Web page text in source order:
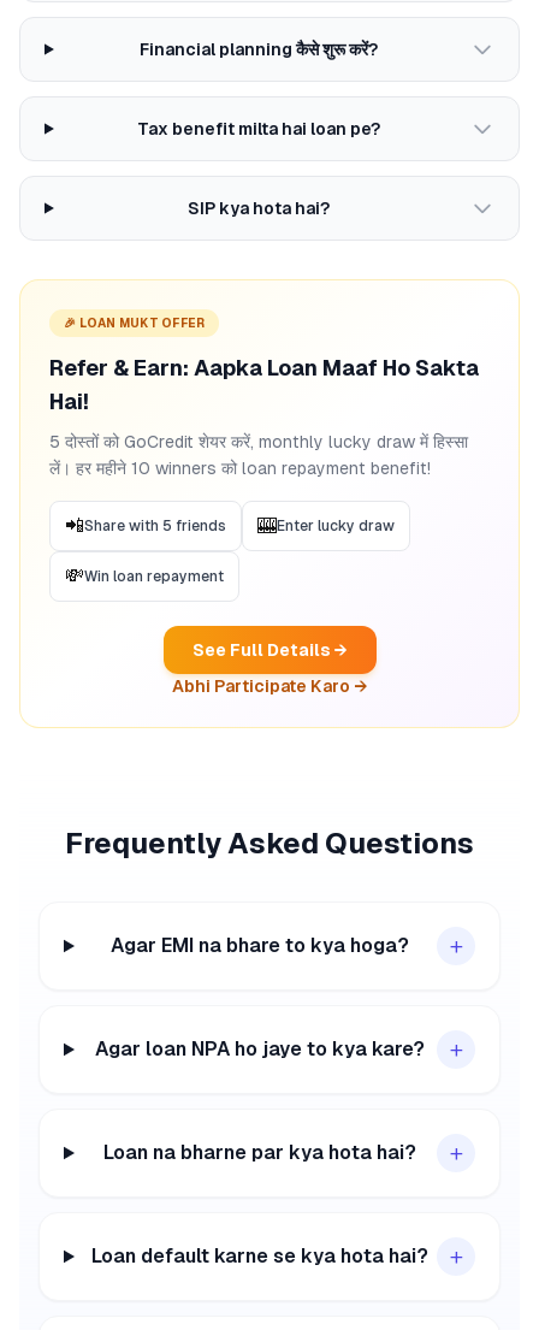
Financial planning कैसे शुरू करें?
Tax benefit milta hai loan pe?
SIP kya hota hai?
🎉 LOAN MUKT OFFER
Refer & Earn: Aapka Loan Maaf Ho Sakta
Hai!
5 दोस्तों को GoCredit शेयर करें, monthly lucky draw में हिस्सा
लें। हर महीने 10 winners को loan repayment benefit!
📲Share with 5 friends 🎰Enter lucky draw
💸Win loan repayment
See Full Details →
Abhi Participate Karo →
Frequently Asked Questions
Agar EMI na bhare to kya hoga? +
Agar loan NPA ho jaye to kya kare? +
Loan na bharne par kya hota hai? +
Loan default karne se kya hota hai? +